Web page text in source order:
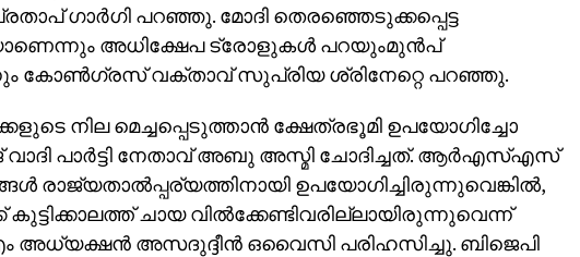
ഗാര്‍ഗി പറഞ്ഞു. മോദി തെരഞ്ഞെടുക്കപ്പെട്ട
അധിക്ഷേപ ട്രോളുകള്‍ പറയുംമുന്‍പ്
കോണ്‍ഗ്രസ് വക്താവ് സുപ്രിയ ശ്രിനേറ്റെ പറഞ്ഞു.
നില മെച്ചപ്പെടുത്താന്‍ ക്ഷേത്രഭൂമി ഉപയോഗിച്ചോ
പാര്‍ട്ടി നേതാവ് അബു അസ്മി ചോദിച്ചത്. ആര്‍എസ്എസ്
രാജ്യതാല്‍പ്പര്യത്തിനായി ഉപയോഗിച്ചിരുന്നുവെങ്കില്‍,
കുട്ടിക്കാലത്ത് ചായ വില്‍ക്കേണ്ടിവരില്ലായിരുന്നുവെന്ന്
അസദുദ്ദീന്‍ ഒവൈസി പരിഹസിച്ചു. ബിജെപി